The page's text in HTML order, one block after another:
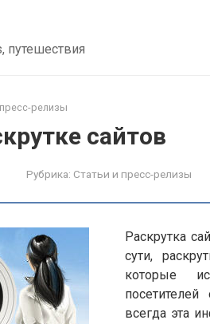
путешествия
релизы
сайтов
Рубрика: Статьи и пресс-релизы
Раскрутка
сути,
которые
всегда эта